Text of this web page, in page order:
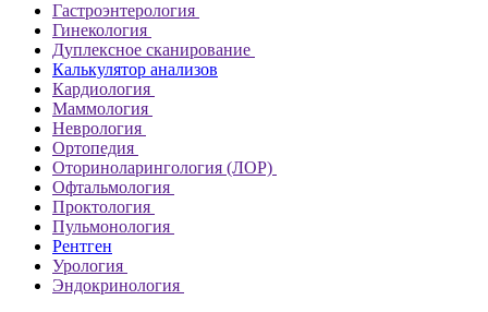
Гастроэнтерология
Гинекология
Дуплексное сканирование
Калькулятор анализов
Кардиология
Маммология
Неврология
Ортопедия
Оториноларингология (ЛОР)
Офтальмология
Проктология
Пульмонология
Рентген
Урология
Эндокринология